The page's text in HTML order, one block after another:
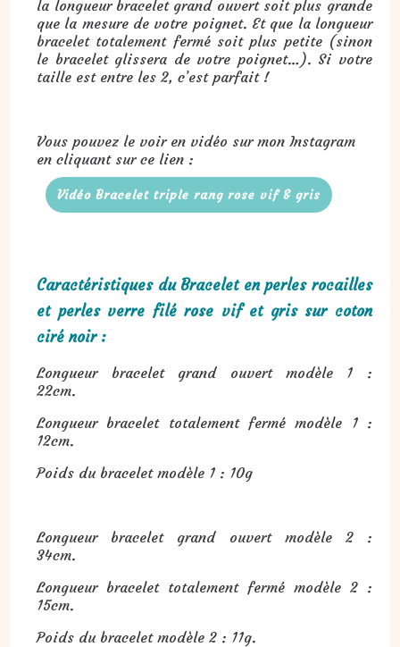
la longueur bracelet grand ouvert soit plus grande
que la mesure de votre poignet. Et que la longueur
bracelet totalement fermé soit plus petite (sinon
le bracelet glissera de votre poignet…). Si votre
taille est entre les 2, c’est parfait !
Vous pouvez le voir en vidéo sur mon Instagram
en cliquant sur ce lien :
Vidéo Bracelet triple rang rose vif & gris
Caractéristiques du Bracelet en perles rocailles
et perles verre filé rose vif et gris sur coton
ciré noir :
Longueur bracelet grand ouvert modèle 1 :
22cm.
Longueur bracelet totalement fermé modèle 1 :
12cm.
Poids du bracelet modèle 1 : 10g
Longueur bracelet grand ouvert modèle 2 :
34cm.
Longueur bracelet totalement fermé modèle 2 :
15cm.
Poids du bracelet modèle 2 : 11g.